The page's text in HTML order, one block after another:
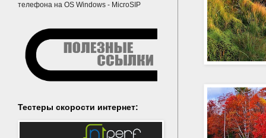
телефона на OS Windows - MicroSIP
Тестеры скорости интернет: